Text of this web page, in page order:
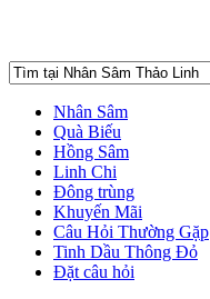
Nhân Sâm
Quà Biếu
Hồng Sâm
Linh Chi
Đông trùng
Khuyến Mãi
Câu Hỏi Thường Gặp
Tinh Dầu Thông Đỏ
Đặt câu hỏi